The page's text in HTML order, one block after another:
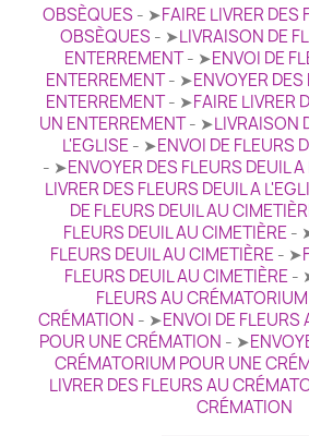
OBSÈQUES - ➤FAIRE LIVRER DES
OBSÈQUES - ➤LIVRAISON DE
ENTERREMENT- ➤ENVOI DE
ENTERREMENT- ➤ENVOYER
ENTERREMENT- ➤FAIRE LIVRER
UN ENTERREMENT- ➤LIVRAISON
L'EGLISE- ➤ENVOI DE FLEURS
- ➤ENVOYER DES FLEURS DEUIL
LIVRER DES FLEURS DEUIL A
DE FLEURS DEUIL AU
FLEURS DEUIL AU CIMETIÈRE-
FLEURS DEUIL AU CIMETIÈRE- ➤
FLEURS DEUIL AU CIMETIÈRE-
FLEURS AU
CRÉMATION - ➤ENVOI DE
POUR UNE CRÉMATION - ➤
CRÉMATORIUM POUR UNE
LIVRER DES FLEURS AU
CRÉMATION